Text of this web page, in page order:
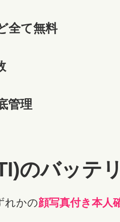
全て無料
管理
のバッテ
れかの顔写真付き本人